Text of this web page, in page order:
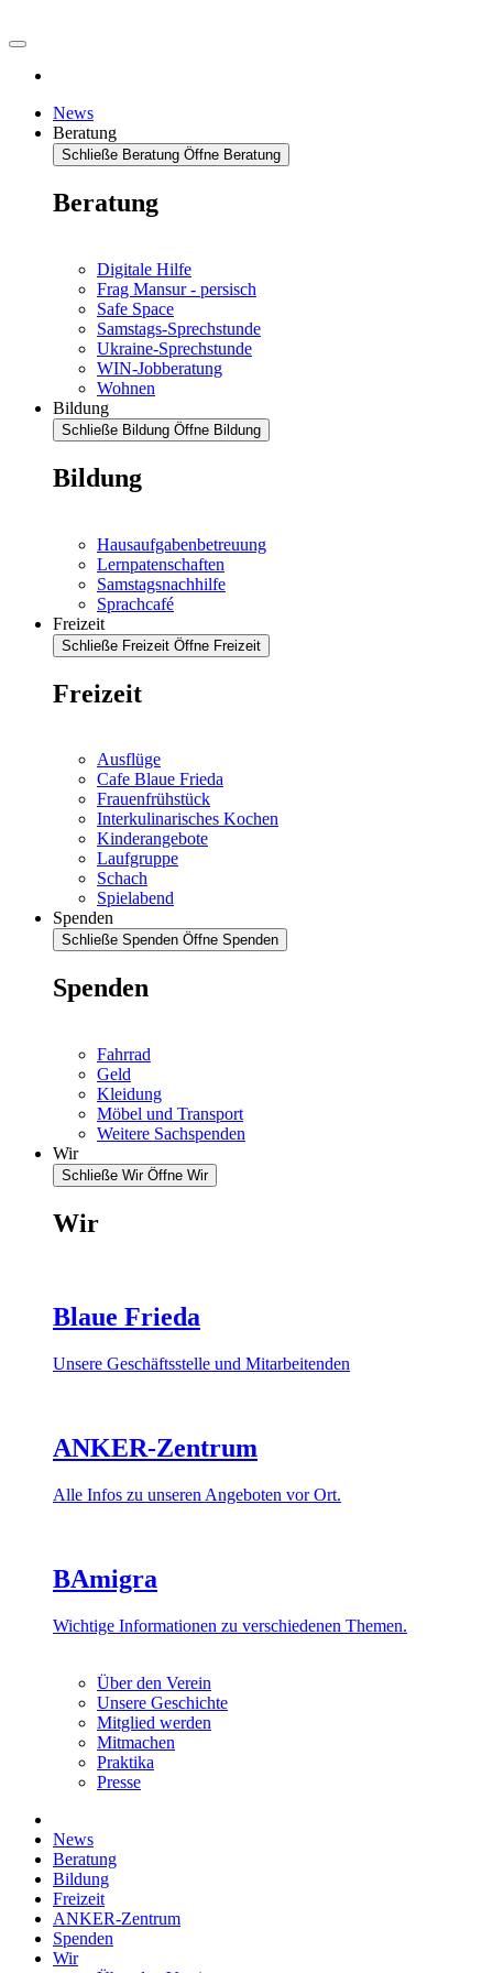
News
Beratung
Schließe Beratung Öffne Beratung
Beratung
Digitale Hilfe
Frag Mansur - persisch
Safe Space
Samstags-Sprechstunde
Ukraine-Sprechstunde
WIN-Jobberatung
Wohnen
Bildung
Schließe Bildung Öffne Bildung
Bildung
Hausaufgabenbetreuung
Lernpatenschaften
Samstagsnachhilfe
Sprachcafé
Freizeit
Schließe Freizeit Öffne Freizeit
Freizeit
Ausflüge
Cafe Blaue Frieda
Frauenfrühstück
Interkulinarisches Kochen
Kinderangebote
Laufgruppe
Schach
Spielabend
Spenden
Schließe Spenden Öffne Spenden
Spenden
Fahrrad
Geld
Kleidung
Möbel und Transport
Weitere Sachspenden
Wir
Schließe Wir Öffne Wir
Wir
Blaue Frieda
Unsere Geschäftsstelle und Mitarbeitenden
ANKER-Zentrum
Alle Infos zu unseren Angeboten vor Ort.
BAmigra
Wichtige Informationen zu verschiedenen Themen.
Über den Verein
Unsere Geschichte
Mitglied werden
Mitmachen
Praktika
Presse
News
Beratung
Bildung
Freizeit
ANKER-Zentrum
Spenden
Wir